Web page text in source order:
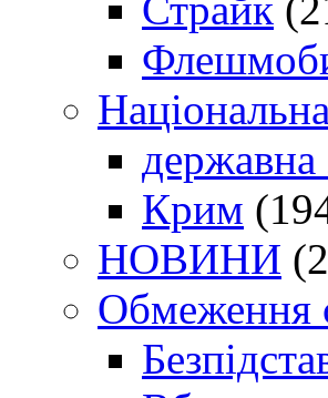
державна
Крим
НОВИНИ
Обмеження